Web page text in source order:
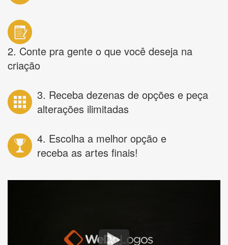
2. Conte pra gente o que você deseja na
criação
3. Receba dezenas de opções e peça
alterações ilimitadas
4. Escolha a melhor opção e
receba as artes finais!